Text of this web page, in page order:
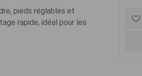
pieds réglables et
rapide, idéal pour les